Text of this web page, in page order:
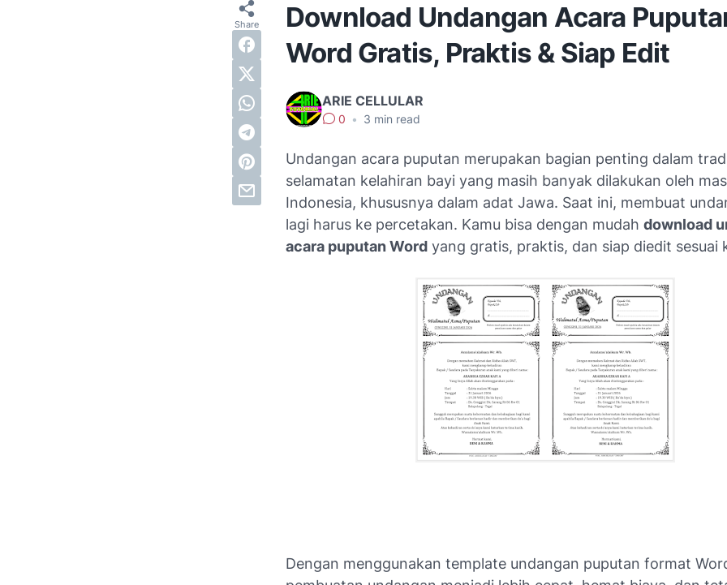
Download Undangan Acara
Word Gratis, Praktis & Siap Edit
ARIE CELLULAR
0 • 3 min read
Undangan acara puputan merupakan bagian penting dalam
selamatan kelahiran bayi yang masih banyak dilakukan oleh
Indonesia, khususnya dalam adat Jawa. Saat ini, membuat
lagi harus ke percetakan. Kamu bisa dengan mudah download
acara puputan Word yang gratis, praktis, dan siap diedit sesuai
Dengan menggunakan template undangan puputan format